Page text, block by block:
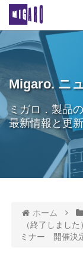
Migaro. ニ
ミガロ．製品
最新情報と更
ホーム
（終了しまし
ミナー 開催決